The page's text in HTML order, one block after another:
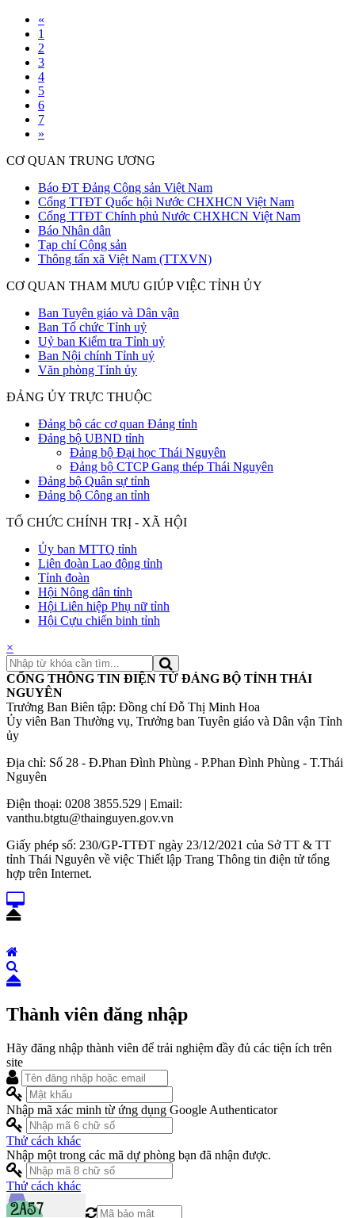
«
1
2
3
4
5
6
7
»
CƠ QUAN TRUNG ƯƠNG
Báo ĐT Đảng Cộng sản Việt Nam
Cổng TTĐT Quốc hội Nước CHXHCN Việt Nam
Cổng TTĐT Chính phủ Nước CHXHCN Việt Nam
Báo Nhân dân
Tạp chí Cộng sản
Thông tấn xã Việt Nam (TTXVN)
CƠ QUAN THAM MƯU GIÚP VIỆC TỈNH ỦY
Ban Tuyên giáo và Dân vận
Ban Tổ chức Tỉnh uỷ
Uỷ ban Kiểm tra Tỉnh uỷ
Ban Nội chính Tỉnh uỷ
Văn phòng Tỉnh ủy
ĐẢNG ỦY TRỰC THUỘC
Đảng bộ các cơ quan Đảng tỉnh
Đảng bộ UBND tỉnh
Đảng bộ Đại học Thái Nguyên
Đảng bộ CTCP Gang thép Thái Nguyên
Đảng bộ Quân sự tỉnh
Đảng bộ Công an tỉnh
TỔ CHỨC CHÍNH TRỊ - XÃ HỘI
Ủy ban MTTQ tỉnh
Liên đoàn Lao động tỉnh
Tỉnh đoàn
Hội Nông dân tỉnh
Hội Liên hiệp Phụ nữ tỉnh
Hội Cựu chiến binh tỉnh
×
CỔNG THÔNG TIN ĐIỆN TỬ ĐẢNG BỘ TỈNH THÁI
NGUYÊN
Trưởng Ban Biên tập: Đồng chí Đỗ Thị Minh Hoa
Ủy viên Ban Thường vụ, Trưởng ban Tuyên giáo và Dân vận Tỉnh
ủy
Địa chỉ: Số 28 - Đ.Phan Đình Phùng - P.Phan Đình Phùng - T.Thái
Nguyên
Điện thoại: 0208 3855.529 | Email:
vanthu.btgtu@thainguyen.gov.vn
Giấy phép số: 230/GP-TTĐT ngày 23/12/2021 của Sở TT & TT
tỉnh Thái Nguyên về việc Thiết lập Trang Thông tin điện tử tổng
hợp trên Internet.
Thành viên đăng nhập
Hãy đăng nhập thành viên để trải nghiệm đầy đủ các tiện ích trên
site
Nhập mã xác minh từ ứng dụng Google Authenticator
Thử cách khác
Nhập một trong các mã dự phòng bạn đã nhận được.
Thử cách khác